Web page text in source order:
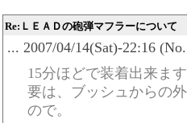
Re:ＬＥＡＤの砲弾マフラーについて
... 2007/04/14(Sat)-22:16
15分ほどで装着出来ま
要は、ブッシュからの
ので。